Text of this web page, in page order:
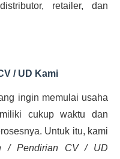
retailer, dan
/ UD Kami
ingin memulai usaha
cukup waktu dan
Untuk itu, kami
/ Pendirian CV / UD